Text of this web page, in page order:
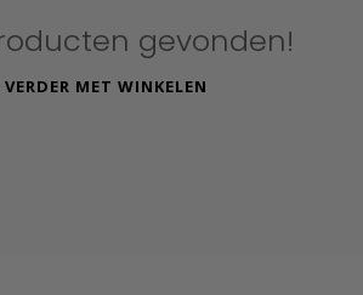
gevonden!
VERDER MET WINKELEN